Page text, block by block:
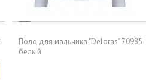
Поло для мальчика "Deloras" 70985
белый